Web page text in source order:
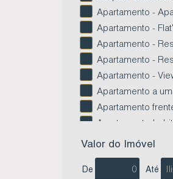
Valor do Imóvel
De Até